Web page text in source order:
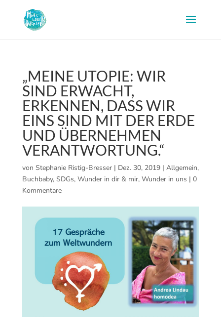
„MEINE UTOPIE: WIR
SIND ERWACHT,
ERKENNEN, DASS WIR
EINS SIND MIT DER ERDE
UND ÜBERNEHMEN
VERANTWORTUNG.“
von Stephanie Ristig-Bresser| Dez. 30, 2019| Allgemein,
Buchbaby, SDGs, Wunder in dir & mir, Wunder in uns | 0
Kommentare